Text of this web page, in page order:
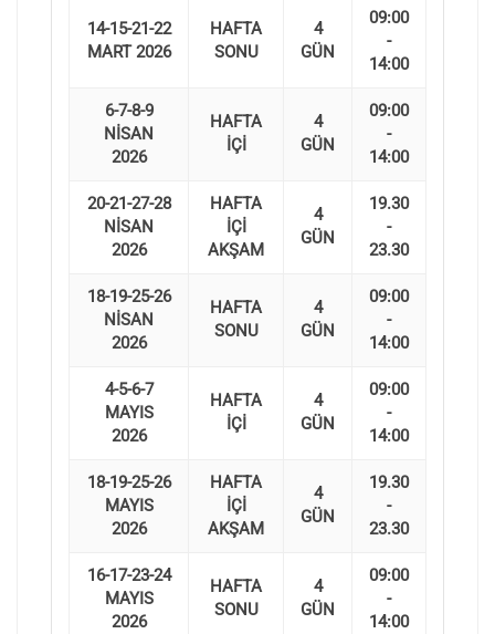
14-15-21-22
MART 2026
HAFTA
SONU
4
GÜN
09:00
-
14:00
6-7-8-9
NİSAN
2026
HAFTA
İÇİ
4
GÜN
09:00
-
14:00
20-21-27-28
NİSAN
2026
HAFTA
İÇİ
AKŞAM
4
GÜN
19.30
-
23.30
18-19-25-26
NİSAN
2026
HAFTA
SONU
4
GÜN
09:00
-
14:00
4-5-6-7
MAYIS
2026
HAFTA
İÇİ
4
GÜN
09:00
-
14:00
18-19-25-26
MAYIS
2026
HAFTA
İÇİ
AKŞAM
4
GÜN
19.30
-
23.30
16-17-23-24
MAYIS
2026
HAFTA
SONU
4
GÜN
09:00
-
14:00